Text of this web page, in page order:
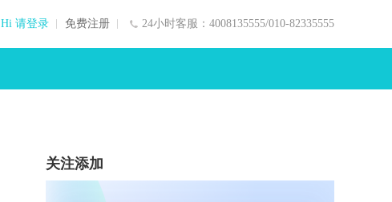
24小时客服：4008135555/010-82335555
Hi 请登录 免费注册
关注添加